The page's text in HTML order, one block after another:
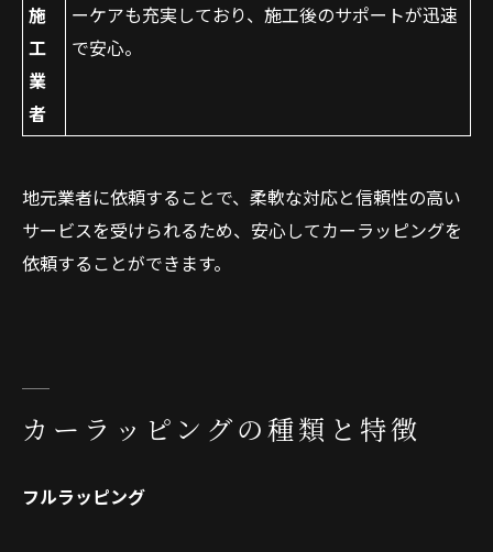
施
工
業
者
ーケアも充実しており、施工後のサポートが迅速
で安心。
地元業者に依頼することで、柔軟な対応と信頼性の高い
サービスを受けられるため、安心してカーラッピングを
依頼することができます。
カーラッピングの種類と特徴
フルラッピング